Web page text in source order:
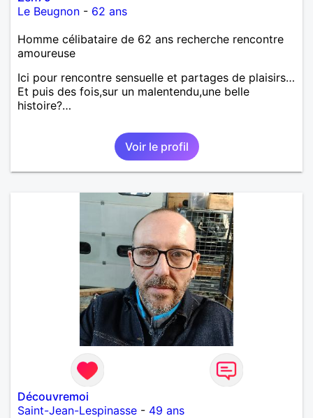
Le Beugnon - 62 ans
Homme célibataire de 62 ans recherche rencontre
amoureuse
Ici pour rencontre sensuelle et partages de plaisirs…
Et puis des fois,sur un malentendu,une belle
histoire?…
Voir le profil
Découvremoi
Saint-Jean-Lespinasse - 49 ans